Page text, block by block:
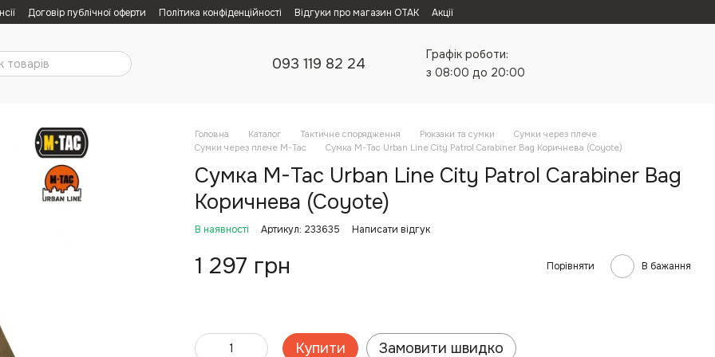
Договір публічної оферти Політика конфіденційності Відгуки про магазин ОТАК Акції
093 119 82 24
Графік роботи:
з 08:00 до 20:00
Головна Каталог Тактичне спорядження Рюкзаки та сумки
Сумки через плече
Сумки через плече M-Tac
Сумка M-Tac Urban Line City Patrol Carabiner Bag Коричнева (Coyote)
Сумка M-Tac Urban Line City Patrol Carabiner Bag
Коричнева (Coyote)
В наявності Артикул: 233635 Написати відгук
1 297 грн Порівняти В бажання
Купити Замовити швидко